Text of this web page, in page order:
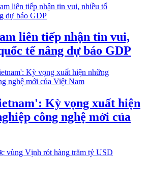
liên tiếp nhận tin vui,
tế nâng dự báo GDP
Kỳ vọng xuất hiện
công nghệ mới của